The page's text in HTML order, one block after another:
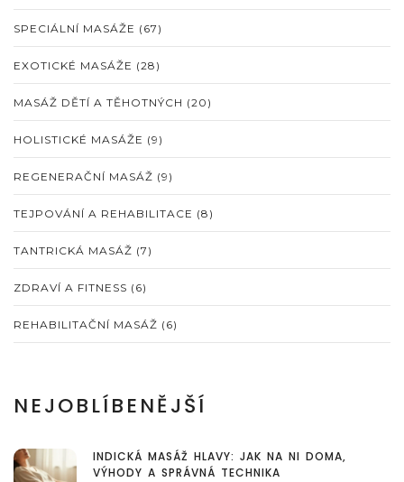
SPECIÁLNÍ MASÁŽE (67)
EXOTICKÉ MASÁŽE (28)
MASÁŽ DĚTÍ A TĚHOTNÝCH (20)
HOLISTICKÉ MASÁŽE (9)
REGENERAČNÍ MASÁŽ (9)
TEJPOVÁNÍ A REHABILITACE (8)
TANTRICKÁ MASÁŽ (7)
ZDRAVÍ A FITNESS (6)
REHABILITAČNÍ MASÁŽ (6)
NEJOBLÍBENĚJŠÍ
INDICKÁ MASÁŽ HLAVY: JAK NA NI DOMA,
VÝHODY A SPRÁVNÁ TECHNIKA